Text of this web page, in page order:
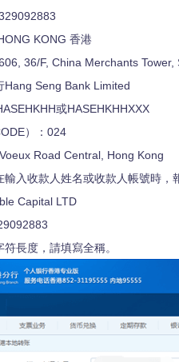
KONG 香港
36/F, China Merchants
Hang Seng Bank Limited
或HASEHKHHXXX
）：024
Road Central, Hong Kong
輸入收款人姓名或收款人帳號時，
Capital LTD
長度，請填寫全稱。